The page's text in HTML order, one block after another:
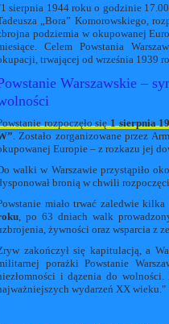
sierpnia 1944 roku o godzinie
„Bora” Komorowskiego,
podziemia w okupowanej
Celem Powstania
trwającej od września 1939
Warszawskie –
rozpoczęło się 1 sierpnia
. Zostało zorganizowane przez
Europie – z rozkazu jej
walki w Warszawie przystąpiło
bronią w chwili
miało trwać zaledwie
, po 63 dniach walk
żywności oraz wsparcia z
zakończył się kapitulacją, a
porażki Powstanie
i dązenia do
wydarzeń XX wieku."